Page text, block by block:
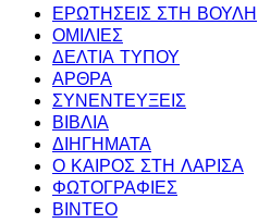
ΕΡΩΤΗΣΕΙΣ ΣΤΗ ΒΟΥΛΗ
ΟΜΙΛΙΕΣ
ΔΕΛΤΙΑ ΤΥΠΟΥ
ΑΡΘΡΑ
ΣΥΝΕΝΤΕΥΞΕΙΣ
ΒΙΒΛΙΑ
ΔΙΗΓΗΜΑΤΑ
Ο ΚΑΙΡΟΣ ΣΤΗ ΛΑΡΙΣΑ
ΦΩΤΟΓΡΑΦΙΕΣ
ΒΙΝΤΕΟ